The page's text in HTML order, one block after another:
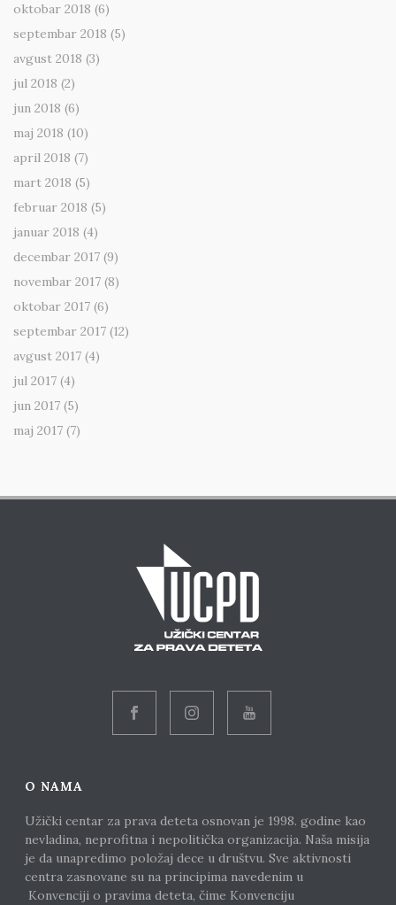
oktobar 2018 (6)
septembar 2018 (5)
avgust 2018 (3)
jul 2018 (2)
jun 2018 (6)
maj 2018 (10)
april 2018 (7)
mart 2018 (5)
februar 2018 (5)
januar 2018 (4)
decembar 2017 (9)
novembar 2017 (8)
oktobar 2017 (6)
septembar 2017 (12)
avgust 2017 (4)
jul 2017 (4)
jun 2017 (5)
maj 2017 (7)
O NAMA
Užički centar za prava deteta osnovan je 1998. godine kao
nevladina, neprofitna i nepolitička organizacija. Naša misija
je da unapredimo položaj dece u društvu. Sve aktivnosti
centra zasnovane su na principima navedenim u
Konvenciji o pravima deteta, čime Konvenciju